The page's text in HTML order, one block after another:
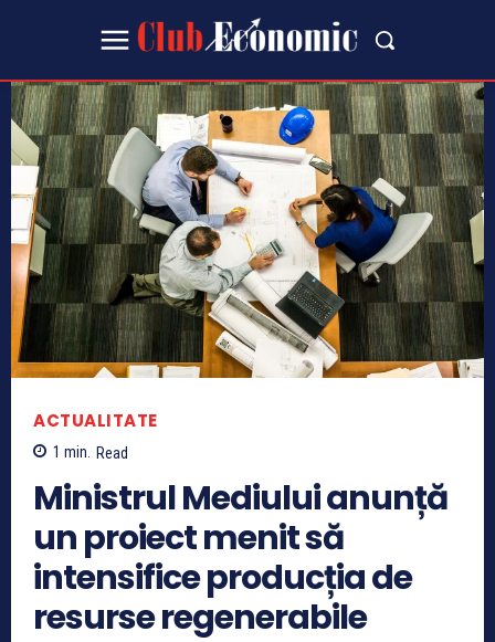
ACTUALITATE
1 min. Read
Ministrul Mediului anunță
un proiect menit să
intensifice producția de
resurse regenerabile